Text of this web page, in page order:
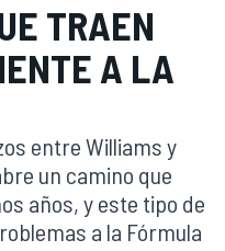
TRAEN
A LA
entre Williams y
un camino que
años, y este tipo de
a la Fórmula